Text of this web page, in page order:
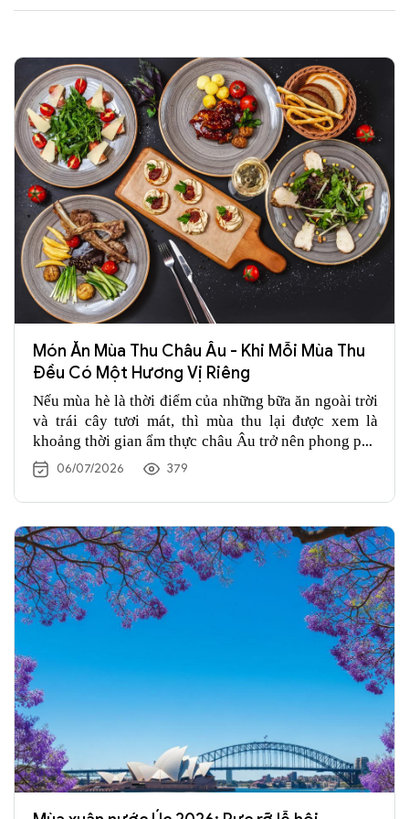
Món Ăn Mùa Thu Châu Âu - Khi Mỗi Mùa Thu
Đều Có Một Hương Vị Riêng
Nếu mùa hè là thời điểm của những bữa ăn ngoài trời
và trái cây tươi mát, thì mùa thu lại được xem là
khoảng thời gian ẩm thực châu Âu trở nên phong phú
nhất. Khi tiết trời dịu xuống, các khu chợ địa phương
bắt đầu ngập tràn nấm rừng, bí ngô, hạt dẻ, nho chín
hay những nguyên liệu chỉ xuất hiện trong vài tháng
ngắn ngủi. Ở nhiều quốc gia châu Âu, mùa thu không
đơn thuần là sự thay đổi của thời tiết mà còn mở đầu
cho mùa thu hoạch. Từ những ngôi làng nhỏ ở Ý,
Pháp đến các thị trấn vùng Alps hay Trung Âu, người
dân đều háo hức chờ đợi những nguyên liệu ngon
nhất trong năm để đưa vào thực đơn. Nếu có dịp du
lịch châu Âu từ tháng 9 đến tháng 11, đừng quên
khám phá những
món ăn mùa thu châu Âudưới
đây để cảm nhận một góc rất khác của lục địa già.
06/07/2026 379